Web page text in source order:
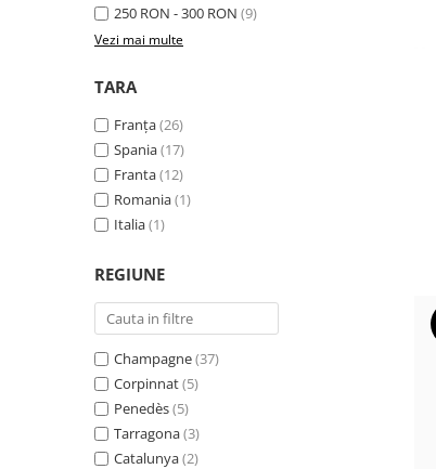
250 RON - 300 RON (9)
Vezi mai multe
TARA
Franța(26)
Spania(17)
Franta(12)
Romania(1)
Italia(1)
REGIUNE
Champagne(37)
Corpinnat(5)
Penedès(5)
Tarragona(3)
Catalunya(2)